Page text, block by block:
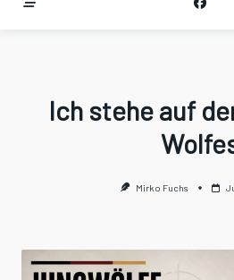
Ich stehe auf
Mirko Fuchs